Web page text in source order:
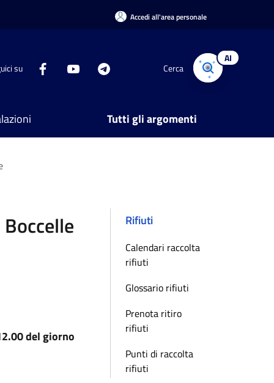
Accedi all'area personale
su Cerca
AI
Tutti gli argomenti
del giorno
Rifiuti
Calendari raccolta
rifiuti
Glossario rifiuti
Prenota ritiro
rifiuti
Punti di raccolta
rifiuti